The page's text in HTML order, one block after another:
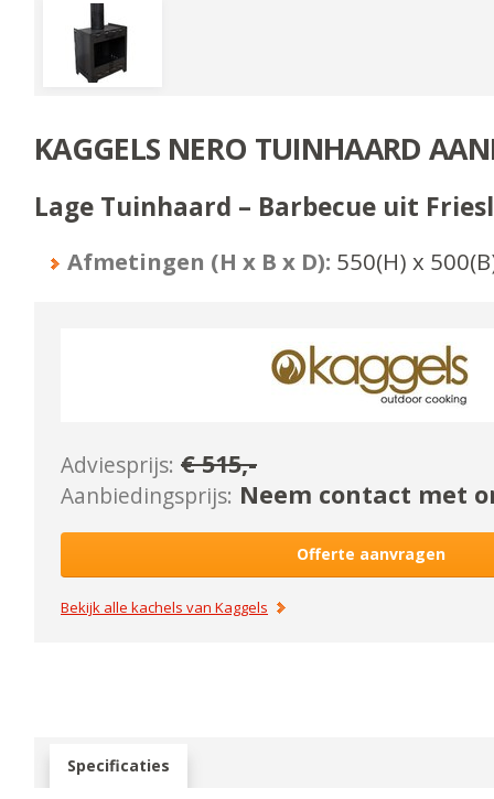
KAGGELS NERO TUINHAARD
Lage Tuinhaard – Barbecue uit
Afmetingen (H x B x D): 550(H) x 500
Adviesprijs: €515,-
Aanbiedingsprijs: Neem contact met
Offerte aanvragen
Bekijk alle kachels vanKaggels
Specificaties